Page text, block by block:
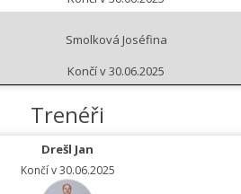
Smolková Joséfina
Končí v 30.06.2025
Trenéři
Drešl Jan
Končí v 30.06.2025